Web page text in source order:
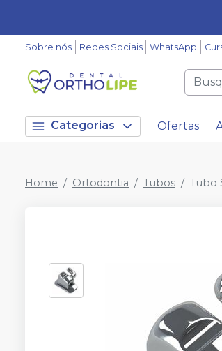
Sobre nós Redes Sociais WhatsApp
Categorias Ofertas
Home Ortodontia Tubos Tubo